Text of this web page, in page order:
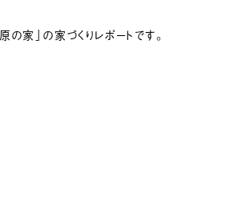
家」の家づくりレポートです。